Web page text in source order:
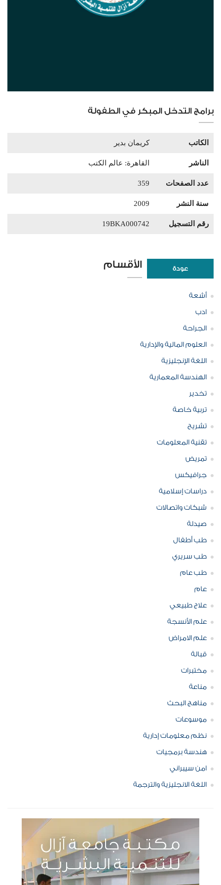
برامج التدخل المبكر في الطفولة
الكاتب كريمان بدير
الناشر القاهرة: عالم الكتب
عدد الصفحات 359
سنة النشر 2009
رقم التسجيل 19BKA000742
عودة الأقسام
أشعة
ادب
الجراحة
العلوم المالية والإدارية
اللغة الإنجليزية
الهندسة المعمارية
تخدير
تربية خاصة
تشريح
تقنية المعلومات
تمريض
جرافيكس
دراسات إسلامية
شبكات واتصالات
صيدلة
طب أطفال
طب سريري
طب عام
عام
علاج طبيعي
علم الأنسجة
علم الامراض
قبالة
مختبرات
مناعة
مناهج البحث
موسوعات
نظم معلومات إدارية
هندسة برمجيات
امن سيبراني
اللغة الانجليزية والترجمة